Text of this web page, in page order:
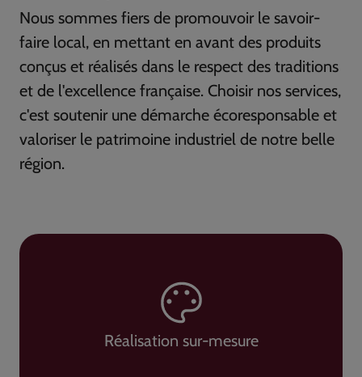
Nous sommes fiers de promouvoir le savoir-
faire local, en mettant en avant des produits
conçus et réalisés dans le respect des traditions
et de l'excellence française. Choisir nos services,
c'est soutenir une démarche écoresponsable et
valoriser le patrimoine industriel de notre belle
région.
Réalisation sur-mesure